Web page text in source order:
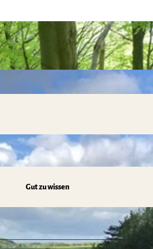
Gut zu wissen